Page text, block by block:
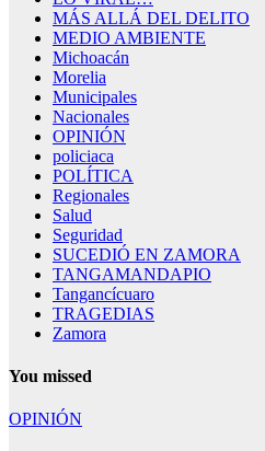
MÁS ALLÁ DEL DELITO
MEDIO AMBIENTE
Michoacán
Morelia
Municipales
Nacionales
OPINIÓN
policiaca
POLÍTICA
Regionales
Salud
Seguridad
SUCEDIÓ EN ZAMORA
TANGAMANDAPIO
Tangancícuaro
TRAGEDIAS
Zamora
You missed
OPINIÓN